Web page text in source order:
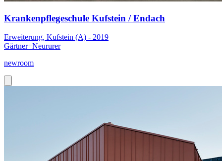
Krankenpflegeschule Kufstein / Endach
Erweiterung, Kufstein (A) - 2019
Gärtner+Neururer
newroom